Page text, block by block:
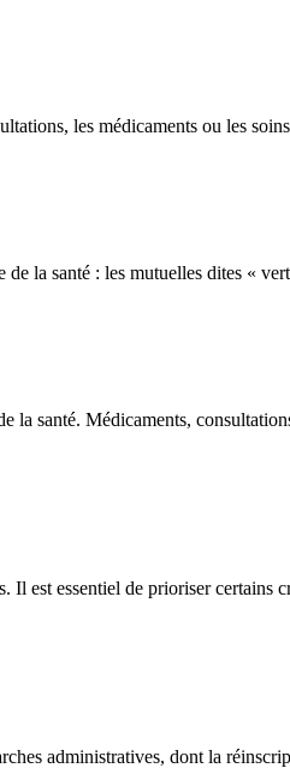
les médicaments ou les
la santé : les mutuelles dites «
santé. Médicaments,
est essentiel de prioriser certains
administratives, dont la